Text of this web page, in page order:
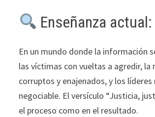
Enseñanza
En un mundo donde la información
las víctimas con vueltas a agredir,
corruptos y enajenados, y los
negociable. El versículo “Justicia,
el proceso como en el resultado.